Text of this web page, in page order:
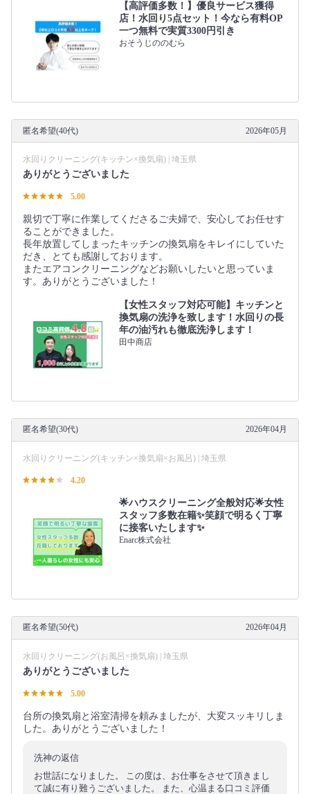
【高評価多数！】優良サービス獲得
店！水回り5点セット！今なら有料OP
一つ無料で実質3300円引き
おそうじののむら
匿名希望(40代) 2026年05月
水回りクリーニング(キッチン×換気扇) | 埼玉県
ありがとうございました
5.00
親切で丁寧に作業してくださるご夫婦で、安心してお任せす
ることができました。
長年放置してしまったキッチンの換気扇をキレイにしていた
だき、とても感謝しております。
またエアコンクリーニングなどお願いしたいと思っていま
す。ありがとうございました！
【女性スタッフ対応可能】キッチンと
換気扇の洗浄を致します！水回りの長
年の油汚れも徹底洗浄します！
田中商店
匿名希望(30代) 2026年04月
水回りクリーニング(キッチン×換気扇×お風呂) | 埼玉県
4.20
🌟ハウスクリーニング全般対応🌟女性
スタッフ多数在籍✨笑顔で明るく丁寧
に接客いたします✨
Enarc株式会社
匿名希望(50代) 2026年04月
水回りクリーニング(お風呂×換気扇) | 埼玉県
ありがとうございました
5.00
台所の換気扇と浴室清掃を頼みましたが、大変スッキリしま
した。ありがとうございました！
洗神の返信
お世話になりました。 この度は、お仕事をさせて頂きまし
て誠に有り難うございました。 また、心温まる口コミ評価